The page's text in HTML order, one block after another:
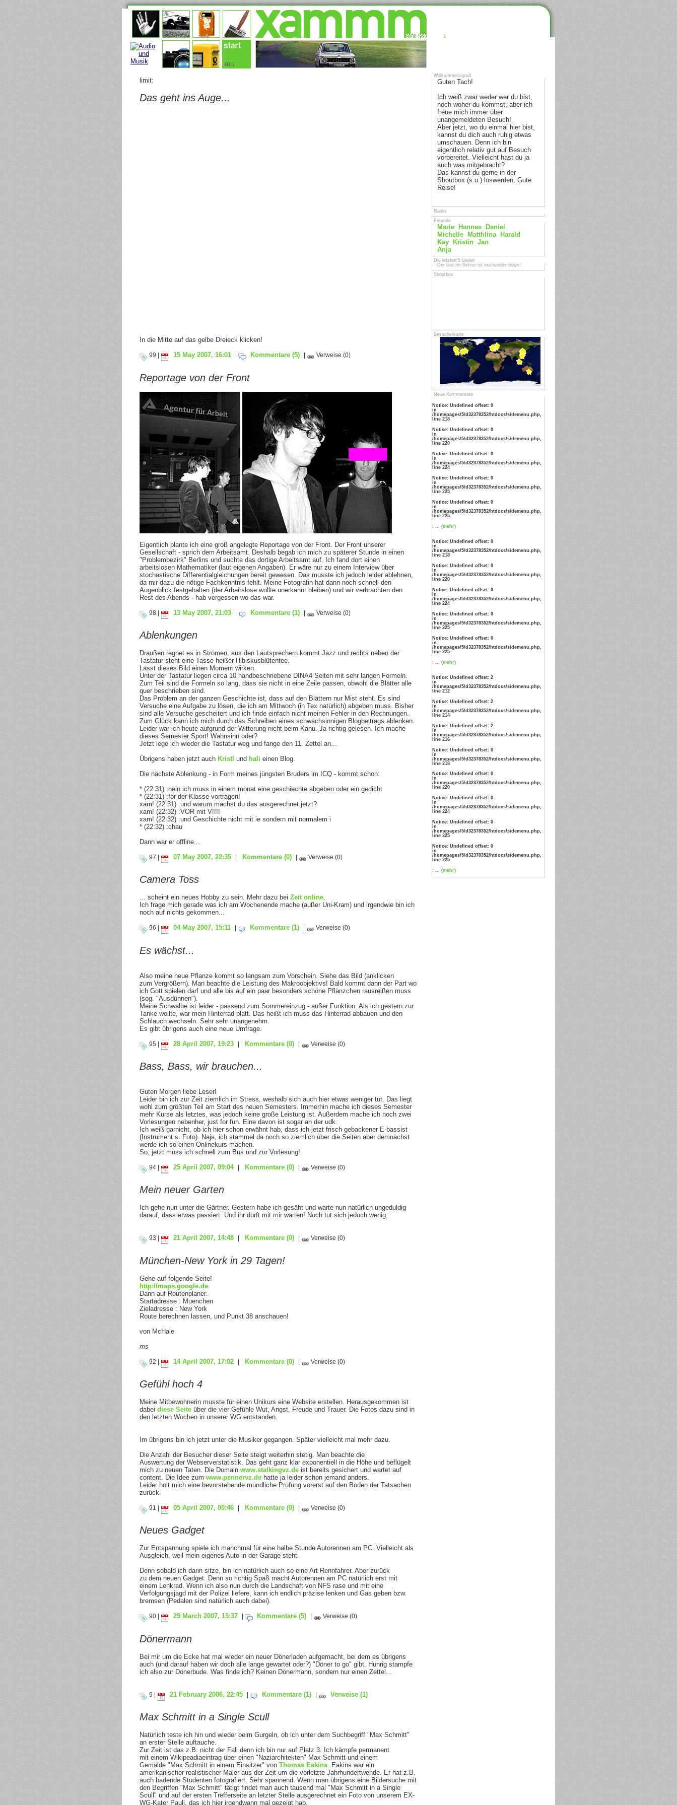
1
limit:
Das geht ins Auge...
In die Mitte auf das gelbe Dreieck klicken!
99 | 15 May 2007, 16:01 Kommentare (5) Verweise (0)
Reportage von der Front
Eigentlich plante ich eine groß angelegte Reportage von der Front. Der Front unserer
Gesellschaft - sprich dem Arbeitsamt. Deshalb begab ich mich zu späterer Stunde in einen
"Problembezirk" Berlins und suchte das dortige Arbeitsamt auf. Ich fand dort einen
arbeitslosen Mathematiker (laut eigenen Angaben). Er wäre nur zu einem Interview über
stochastische Differentialgleichungen bereit gewesen. Das musste ich jedoch leider ablehnen,
da mir dazu die nötige Fachkenntnis fehlt. Meine Fotografin hat dann noch schnell den
Augenblick festgehalten (der Arbeitslose wollte unerkannt bleiben) und wir verbrachten den
Rest des Abends - hab vergessen wo das war.
98 | 13 May 2007, 21:03 | Kommentare (1) | Verweise (0)
Ablenkungen
Draußen regnet es in Strömen, aus den Lautsprechern kommt Jazz und rechts neben der
Tastatur steht eine Tasse heißer Hibiskusblütentee.
Lasst dieses Bild einen Moment wirken.
Unter der Tastatur liegen circa 10 handbeschriebene DINA4 Seiten mit sehr langen Formeln.
Zum Teil sind die Formeln so lang, dass sie nicht in eine Zeile passen, obwohl die Blätter alle
quer beschrieben sind.
Das Problem an der ganzen Geschichte ist, dass auf den Blättern nur Mist steht. Es sind
Versuche eine Aufgabe zu lösen, die ich am Mittwoch (in Tex natürlich) abgeben muss. Bisher
sind alle Versuche gescheitert und ich finde einfach nicht meinen Fehler in den Rechnungen.
Zum Glück kann ich mich durch das Schreiben eines schwachsinnigen Blogbeitrags ablenken.
Leider war ich heute aufgrund der Witterung nicht beim Kanu. Ja richtig gelesen. Ich mache
dieses Semester Sport! Wahnsinn oder?
Jetzt lege ich wieder die Tastatur weg und fange den 11. Zettel an...
Übrigens haben jetzt auch Kristl und hali einen Blog.
Die nächste Ablenkung - in Form meines jüngsten Bruders im ICQ - kommt schon:
* (22:31) :nein ich muss in einem monat eine geschiechte abgeben oder ein gedicht
* (22:31) :for der Klasse vortragen!
xam! (22:31) :und warum machst du das ausgerechnet jetzt?
xam! (22:32) :VOR mit V!!!!
xam! (22:32) :und Geschichte nicht mit ie sondern mit normalem i
* (22:32) :chau
Dann war er offline...
97 | 07 May 2007, 22:35 Kommentare (0) Verweise (0)
Camera Toss
... scheint ein neues Hobby zu sein. Mehr dazu bei Zeit online.
Ich frage mich gerade was ich am Wochenende mache (außer Uni-Kram) und irgendwie bin ich
noch auf nichts gekommen...
96 | 04 May 2007, 15:11 Kommentare (1) Verweise (0)
Es wächst...
Also meine neue Pflanze kommt so langsam zum Vorschein. Siehe das Bild (anklicken
zum Vergrößern). Man beachte die Leistung des Makroobjektivs! Bald kommt dann der Part wo
ich Gott spielen darf und alle bis auf ein paar besonders schöne Pflänzchen rausreißen muss
(sog. "Ausdünnen").
Meine Schwalbe ist leider - passend zum Sommereinzug - außer Funktion. Als ich gestern zur
Tanke wollte, war mein Hinterrad platt. Das heißt ich muss das Hinterrad abbauen und den
Schlauch wechseln. Sehr sehr unangenehm.
Es gibt übrigens auch eine neue Umfrage.
95 | 28 April 2007, 19:23 | Kommentare (0) | Verweise (0)
Bass, Bass, wir brauchen...
Guten Morgen liebe Leser!
Leider bin ich zur Zeit ziemlich im Stress, weshalb sich auch hier etwas weniger tut. Das liegt
wohl zum größten Teil am Start des neuen Semesters. Immerhin mache ich dieses Semester
mehr Kurse als letztes, was jedoch keine große Leistung ist. Außerdem mache ich noch zwei
Vorlesungen nebenher, just for fun. Eine davon ist sogar an der udk.
Ich weiß garnicht, ob ich hier schon erwähnt hab, dass ich jetzt frisch gebackener E-bassist
(Instrument s. Foto). Naja, ich stammel da noch so ziemlich über die Seiten aber demnächst
werde ich so einen Onlinekurs machen.
So, jetzt muss ich schnell zum Bus und zur Vorlesung!
94 | 25 April 2007, 09:04 Kommentare (0) Verweise (0)
Mein neuer Garten
Ich gehe nun unter die Gärtner. Gestern habe ich gesäht und warte nun natürlich ungeduldig
darauf, dass etwas passiert. Und ihr dürft mit mir warten! Noch tut sich jedoch wenig:
93 | 21 April 2007, 14:48 Kommentare (0) Verweise (0)
München-New York in 29 Tagen!
Gehe auf folgende Seite!
http://maps.google.de
Dann auf Routenplaner.
Startadresse : Muenchen
Zieladresse : New York
Route berechnen lassen, und Punkt 38 anschauen!
von McHale
ms
92 | 14 April 2007, 17:02 | Kommentare (0) | Verweise (0)
Gefühl hoch 4
Meine Mitbewohnerin musste für einen Unikurs eine Website erstellen. Herausgekommen ist
dabei diese Seite über die vier Gefühle Wut, Angst, Freude und Trauer. Die Fotos dazu sind in
den letzten Wochen in unserer WG entstanden.
Im übrigens bin ich jetzt unter die Musiker gegangen. Später vielleicht mal mehr dazu.
Die Anzahl der Besucher dieser Seite steigt weiterhin stetig. Man beachte die
Auswertung der Webserverstatistik. Das geht ganz klar exponentiell in die Höhe und beflügelt
mich zu neuen Taten. Die Domain www.stalkingvz.de ist bereits gesichert und wartet auf
content. Die Idee zum www.pennervz.de hatte ja leider schon jemand anders.
Leider holt mich eine bevorstehende mündliche Prüfung vorerst auf den Boden der Tatsachen
zurück.
91 | 05 April 2007, 00:46 Kommentare (0) Verweise (0)
Neues Gadget
Zur Entspannung spiele ich manchmal für eine halbe Stunde Autorennen am PC. Vielleicht als
Ausgleich, weil mein eigenes Auto in der Garage steht.
Denn sobald ich darin sitze, bin ich natürlich auch so eine Art Rennfahrer. Aber zurück
zu dem neuen Gadget. Denn so richtig Spaß macht Autorennen am PC natürlich erst mit
einem Lenkrad. Wenn ich also nun durch die Landschaft von NFS rase und mit eine
Verfolgungsjagd mit der Polizei liefere, kann ich endlich präzise lenken und Gas geben bzw.
bremsen (Pedalen sind natürlich auch dabei).
90 | 29 March 2007, 15:37 Kommentare (5) Verweise (0)
Dönermann
Bei mir um die Ecke hat mal wieder ein neuer Dönerladen aufgemacht, bei dem es übrigens
auch (und darauf haben wir doch alle lange gewartet oder?) "Döner to go" gibt. Hunrig stampfe
ich also zur Dönerbude. Was finde ich? Keinen Dönermann, sondern nur einen Zettel...
9 | 21 February 2006, 22:45 | Kommentare (1) | Verweise (1)
Max Schmitt in a Single Scull
Natürlich teste ich hin und wieder beim Gurgeln, ob ich unter dem Suchbegriff "Max Schmitt"
an erster Stelle auftauche.
Zur Zeit ist das z.B. nicht der Fall denn ich bin nur auf Platz 3. Ich kämpfe permanent
mit einem Wikipeadiaeintrag über einen "Naziarchitekten" Max Schmitt und einem
Gemälde "Max Schmitt in einem Einsitzer" von Thomas Eakins. Eakins war ein
amerikanischer realistischer Maler aus der Zeit um die vorletzte Jahrhundertwende. Er hat z.B.
auch badende Studenten fotografiert. Sehr spannend. Wenn man übrigens eine Bildersuche mit
den Begriffen "Max Schmitt" tätigt findet man auch tausend mal "Max Schmitt in a Single
Scull" und auf der ersten Trefferseite an letzter Stelle ausgerechnet ein Foto von unserem EX-
WG-Kater Pauli, das ich hier irgendwann mal gezeigt hab.
Willkommensgruß
Guten Tach!
Ich weiß zwar weder wer du bist,
noch woher du kommst, aber ich
freue mich immer über
unangemeldeten Besuch!
Aber jetzt, wo du einmal hier bist,
kannst du dich auch ruhig etwas
umschauen. Denn ich bin
eigentlich relativ gut auf Besuch
vorbereitet. Vielleicht hast du ja
auch was mitgebracht?
Das kannst du gerne in der
Shoutbox (s.u.) loswerden. Gute
Reise!
Radio
Freunde
Marie Hannes
Daniel
Michelle
Matthlina
Harald
Kay
Kristin Jan
Anja
Die letzten 5 Lieder
Der last.fm Server ist mal wieder down!
Shoutbox
Besucherkarte
Neue Kommentare
Notice: Undefined offset: 0
in
/homepages/5/d32378352/htdocs/sidemenu.php,
line 218
Notice: Undefined offset: 0
in
/homepages/5/d32378352/htdocs/sidemenu.php,
line 220
Notice: Undefined offset: 0
in
/homepages/5/d32378352/htdocs/sidemenu.php,
line 224
Notice: Undefined offset: 0
in
/homepages/5/d32378352/htdocs/sidemenu.php,
line 225
Notice: Undefined offset: 0
in
/homepages/5/d32378352/htdocs/sidemenu.php,
line 225
: ... (mehr)
Notice: Undefined offset: 0
in
/homepages/5/d32378352/htdocs/sidemenu.php,
line 218
Notice: Undefined offset: 0
in
/homepages/5/d32378352/htdocs/sidemenu.php,
line 220
Notice: Undefined offset: 0
in
/homepages/5/d32378352/htdocs/sidemenu.php,
line 224
Notice: Undefined offset: 0
in
/homepages/5/d32378352/htdocs/sidemenu.php,
line 225
Notice: Undefined offset: 0
in
/homepages/5/d32378352/htdocs/sidemenu.php,
line 225
: ... (mehr)
Notice: Undefined offset: 2
in
/homepages/5/d32378352/htdocs/sidemenu.php,
line 212
Notice: Undefined offset: 2
in
/homepages/5/d32378352/htdocs/sidemenu.php,
line 214
Notice: Undefined offset: 2
in
/homepages/5/d32378352/htdocs/sidemenu.php,
line 216
Notice: Undefined offset: 0
in
/homepages/5/d32378352/htdocs/sidemenu.php,
line 218
Notice: Undefined offset: 0
in
/homepages/5/d32378352/htdocs/sidemenu.php,
line 220
Notice: Undefined offset: 0
in
/homepages/5/d32378352/htdocs/sidemenu.php,
line 224
Notice: Undefined offset: 0
in
/homepages/5/d32378352/htdocs/sidemenu.php,
line 225
Notice: Undefined offset: 0
in
/homepages/5/d32378352/htdocs/sidemenu.php,
line 225
: ... (mehr)